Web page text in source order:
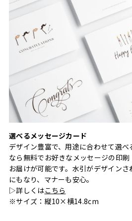
選べるメッセージカード
デザイン豊富で、用途に合わせて選
なら無料でお好きなメッセージの印
お届けが可能です。水引がデザイン
にもなり、マナーも安心。
▷詳しくはこちら
※サイズ：縦10×横14.8cm